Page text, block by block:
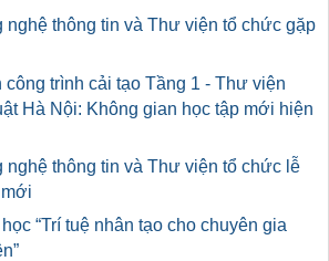
nghệ thông tin và Thư viện tổ chức gặp
công trình cải tạo Tầng 1 - Thư viện
Hà Nội: Không gian học tập mới hiện
nghệ thông tin và Thư viện tổ chức lễ
“Trí tuệ nhân tạo cho chuyên gia